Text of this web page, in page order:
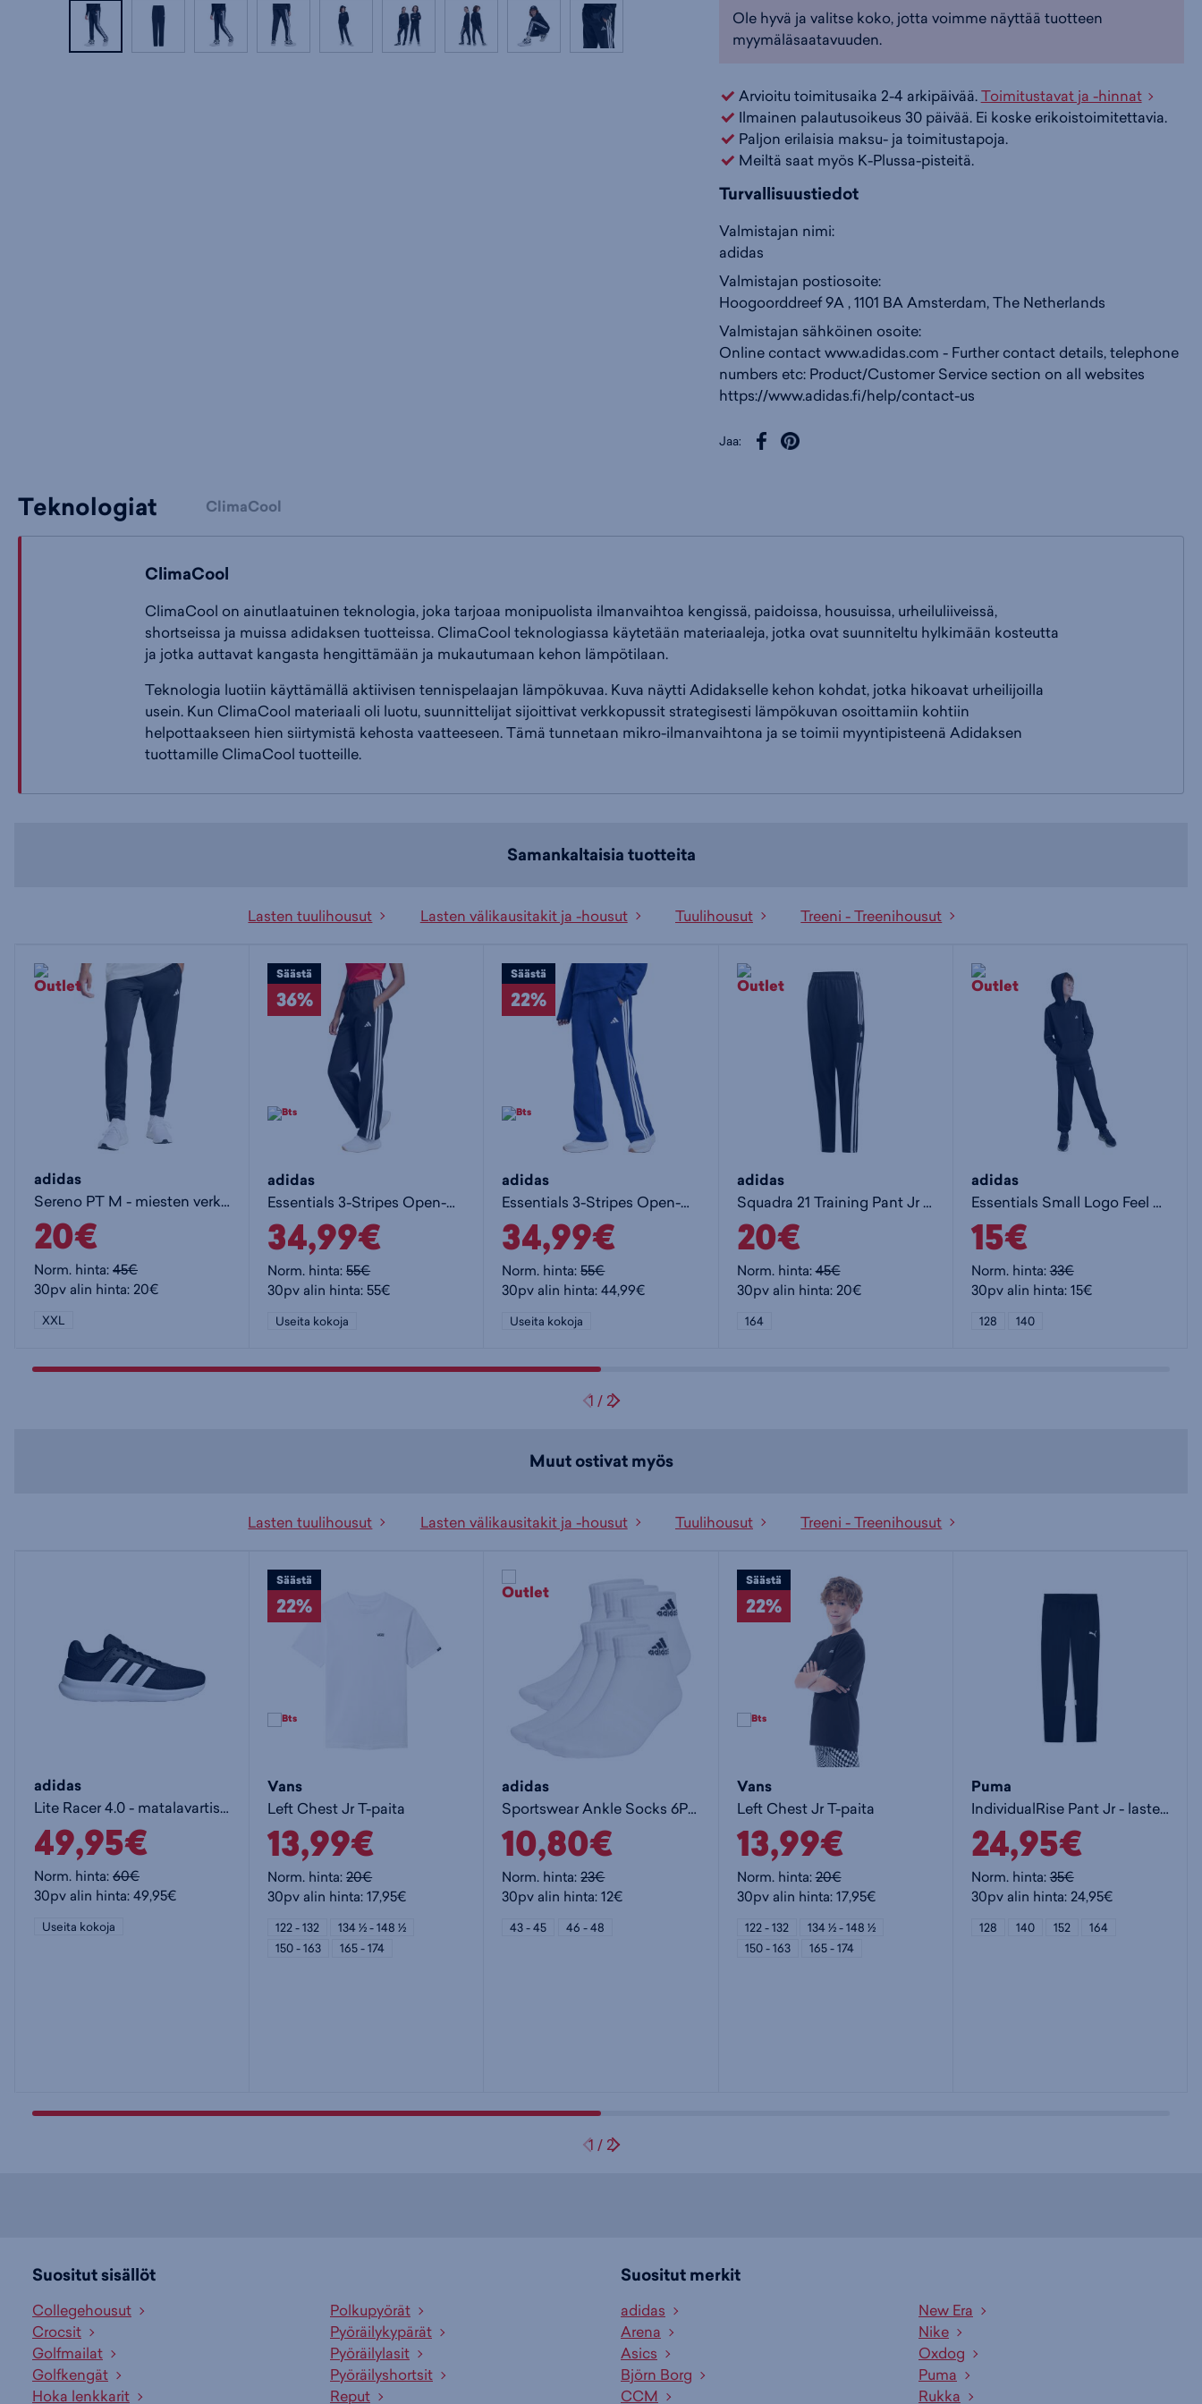
ia ä
Ole hyvä ja valitse koko, jotta voimme näyttää tuotteen
myymäläsaatavuuden.
Arvioitu toimitusaika 2-4 arkipäivää.Toimitustavat ja -hinnat
Ilmainen palautusoikeus 30 päivää. Ei koske erikoistoimitettavia.
Paljon erilaisia maksu- ja toimitustapoja.
Meiltä saat myös K-Plussa-pisteitä.
Turvallisuustiedot
Valmistajan nimi:
adidas
Valmistajan postiosoite:
Hoogoorddreef 9A , 1101 BA Amsterdam, The Netherlands
Valmistajan sähköinen osoite:
Online contact www.adidas.com - Further contact details, telephone
numbers etc: Product/Customer Service section on all websites
https://www.adidas.fi/help/contact-us
Jaa:
Teknologiat ClimaCool
ClimaCool
ClimaCool on ainutlaatuinen teknologia, joka tarjoaa monipuolista ilmanvaihtoa kengissä, paidoissa, housuissa, urheiluliiveissä,
shortseissa ja muissa adidaksen tuotteissa. ClimaCool teknologiassa käytetään materiaaleja, jotka ovat suunniteltu hylkimään kosteutta
ja jotka auttavat kangasta hengittämään ja mukautumaan kehon lämpötilaan.
Teknologia luotiin käyttämällä aktiivisen tennispelaajan lämpökuvaa. Kuva näytti Adidakselle kehon kohdat, jotka hikoavat urheilijoilla
usein. Kun ClimaCool materiaali oli luotu, suunnittelijat sijoittivat verkkopussit strategisesti lämpökuvan osoittamiin kohtiin
helpottaakseen hien siirtymistä kehosta vaatteeseen. Tämä tunnetaan mikro-ilmanvaihtona ja se toimii myyntipisteenä Adidaksen
tuottamille ClimaCool tuotteille.
Samankaltaisia tuotteita
Lasten tuulihousut Lasten välikausitakit ja -housut Tuulihousut Treeni - Treenihousut
adidas
Sereno PT M - miesten verkkarihousut
20€
Norm. hinta:45€
30pv alin hinta: 20€
XXL
Säästä
36%
adidas
Essentials 3-Stripes Open-Hem Fleece Joggers W - naisten collegehousut
34,99€
Norm. hinta:55€
30pv alin hinta: 55€
Useita kokoja
Säästä
22%
adidas
Essentials 3-Stripes Open-Hem Fleece Joggers W - naisten collegehousut
34,99€
Norm. hinta:55€
30pv alin hinta: 44,99€
Useita kokoja
adidas
Squadra 21 Training Pant Jr - lasten verkkarihousut
20€
Norm. hinta:45€
30pv alin hinta: 20€
164
adidas
Essentials Small Logo Feel Cozy Fleece Joggers Kids Jr - lasten collegehousut
15€
Norm. hinta:33€
30pv alin hinta: 15€
128 140
adidas
49,95€
Norm. hinta:60€
30pv alin hinta: 49,95€
Säästä
22%
Vans
Left Chest Jr T-paita
13,99€
Norm. hinta:20€
30pv alin hinta: 17,95€
122 - 132
134 ½ - 148 ½
adidas
10,80€
Norm. hinta:23€
30pv alin hinta: 12€
Säästä
22%
Vans
Left Chest Jr T-paita
13,99€
Norm. hinta:20€
30pv alin hinta: 17,95€
122 - 132
134 ½ - 148 ½
Puma
24,95€
Norm. hinta:35€
30pv alin hinta: 24,95€
Suositut sisällöt
Collegehousut
Crocsit
Golfmailat
Golfkengät
Polkupyörät
Pyöräilykypärät
Pyöräilylasit
Pyöräilyshortsit
Suositut merkit
adidas
Arena
Asics
Björn Borg
New Era
Nike
Oxdog
Puma